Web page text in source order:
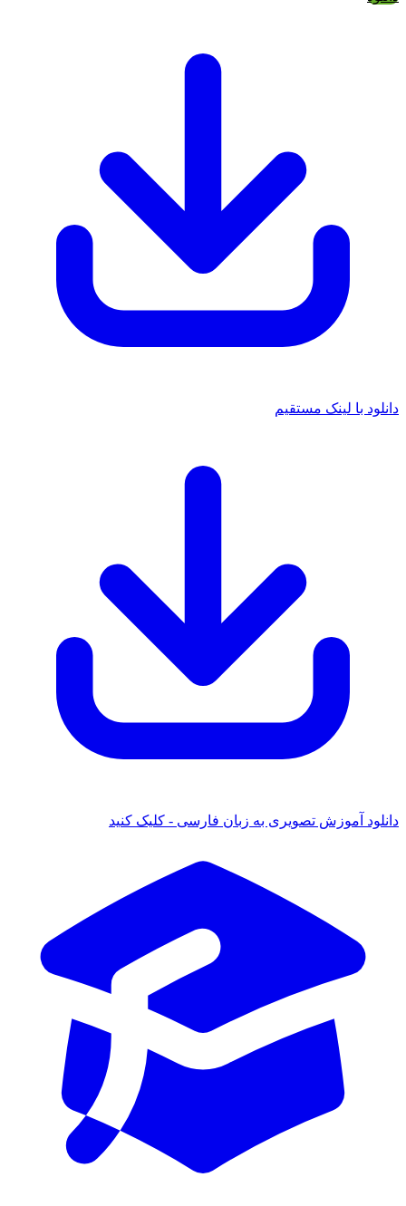
دانلود با لینک مستقیم
دانلود آموزش تصویری به زبان فارسی - کلیک کنید